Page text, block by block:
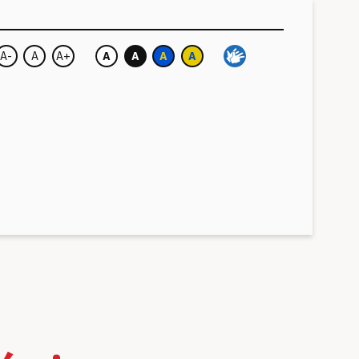
písma:
A- A A+
Barva pozadí:
A A A A